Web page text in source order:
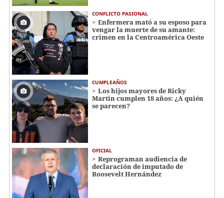
CONFLICTO PASIONAL
Enfermera mató a su esposo para
vengar la muerte de su amante:
crimen en la Centroamérica Oeste
CUMPLEAÑOS
Los hijos mayores de Ricky
Martin cumplen 18 años: ¿A quién
se parecen?
OFICIAL
Reprograman audiencia de
declaración de imputado de
Roosevelt Hernández